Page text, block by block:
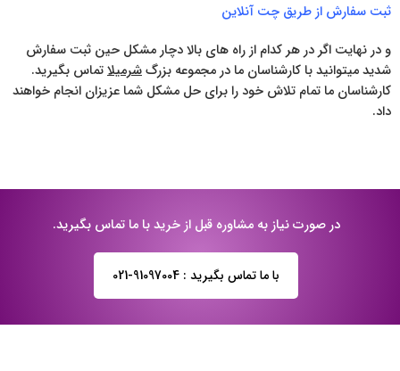
ثبت سفارش از طریق چت آنلاین
و در نهایت اگر در هر کدام از راه های بالا دچار مشکل حین ثبت سفارش
شدید میتوانید با کارشناسان ما در مجموعه بزرگشرمیلاتماس بگیرید.
کارشناسان ما تمام تلاش خود را برای حل مشکل شما عزیزان انجام خواهند
داد.
در صورت نیاز به مشاوره قبل از خرید با ما تماس بگیرید.
با ما تماس بگیرید : 91097004-021